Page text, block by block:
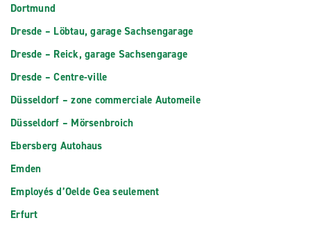
Dortmund
Dresde – Löbtau, garage Sachsengarage
Dresde – Reick, garage Sachsengarage
Dresde – Centre-ville
Düsseldorf – zone commerciale Automeile
Düsseldorf – Mörsenbroich
Ebersberg Autohaus
Emden
Employés d’Oelde Gea seulement
Erfurt